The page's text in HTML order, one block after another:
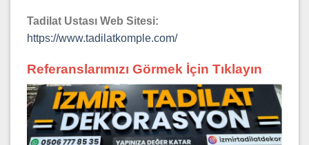
Tadilat Ustası Web Sitesi:
https://www.tadilatkomple.com/
Referanslarımızı Görmek İçin Tıklayın